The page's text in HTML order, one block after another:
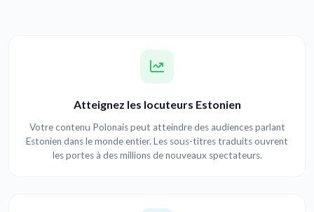
Atteignez les locuteurs Estonien
Votre contenu Polonais peut atteindre des audiences parlant
Estonien dans le monde entier. Les sous-titres traduits ouvrent
les portes à des millions de nouveaux spectateurs.